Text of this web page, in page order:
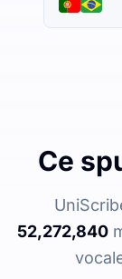
Ce
52,272,840